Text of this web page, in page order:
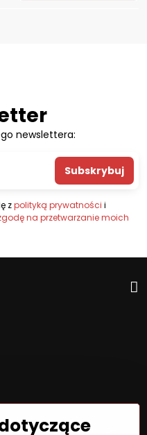
newslettera:
Subskrybuj
zpolityką prywatności i
na przetwarzanie moich
Žilina, sekcja Sro, proszę